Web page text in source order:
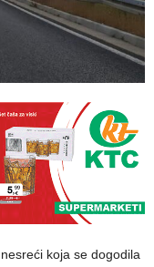
koja se dogodila